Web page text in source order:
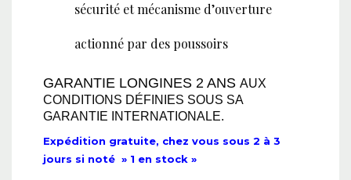
sécurité et mécanisme d’ouverture
actionné par des poussoirs
GARANTIE LONGINES 2 ANS AUX
CONDITIONS DÉFINIES SOUS SA
GARANTIE INTERNATIONALE.
Expédition gratuite, chez vous sous 2 à 3
jours si noté » 1 en stock »